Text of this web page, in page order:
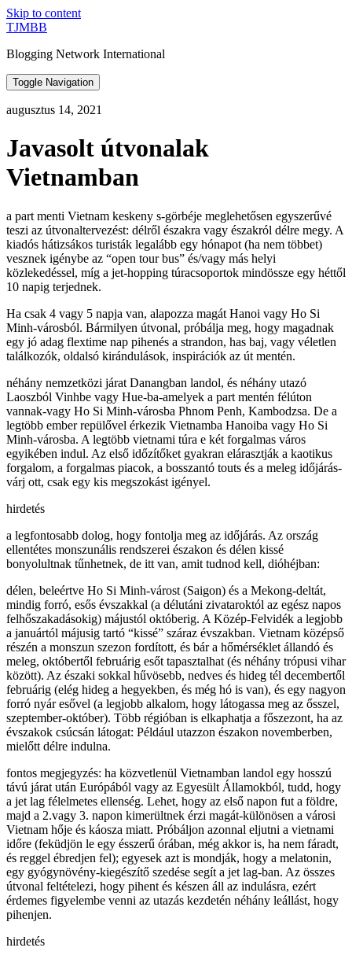
Skip to content
TJMBB
Blogging Network International
Toggle Navigation
augusztus 14, 2021
Javasolt útvonalak
Vietnamban
a part menti Vietnam keskeny s-görbéje meglehetősen egyszerűvé
teszi az útvonaltervezést: délről északra vagy északról délre megy. A
kiadós hátizsákos turisták legalább egy hónapot (ha nem többet)
vesznek igénybe az “open tour bus” és/vagy más helyi
közlekedéssel, míg a jet-hopping túracsoportok mindössze egy héttől
10 napig terjednek.
Ha csak 4 vagy 5 napja van, alapozza magát Hanoi vagy Ho Si
Minh-városból. Bármilyen útvonal, próbálja meg, hogy magadnak
egy jó adag flextime nap pihenés a strandon, has baj, vagy véletlen
találkozók, oldalsó kirándulások, inspirációk az út mentén.
néhány nemzetközi járat Danangban landol, és néhány utazó
Laoszból Vinhbe vagy Hue-ba-amelyek a part mentén félúton
vannak-vagy Ho Si Minh-városba Phnom Penh, Kambodzsa. De a
legtöbb ember repülővel érkezik Vietnamba Hanoiba vagy Ho Si
Minh-városba. A legtöbb vietnami túra e két forgalmas város
egyikében indul. Az első időzítőket gyakran elárasztják a kaotikus
forgalom, a forgalmas piacok, a bosszantó touts és a meleg időjárás-
várj ott, csak egy kis megszokást igényel.
hirdetés
a legfontosabb dolog, hogy fontolja meg az időjárás. Az ország
ellentétes monszunális rendszerei északon és délen kissé
bonyolultnak tűnhetnek, de itt van, amit tudnod kell, dióhéjban:
délen, beleértve Ho Si Minh-várost (Saigon) és a Mekong-deltát,
mindig forró, esős évszakkal (a délutáni zivataroktól az egész napos
felhőszakadásokig) májustól októberig. A Közép-Felvidék a legjobb
a januártól májusig tartó “kissé” száraz évszakban. Vietnam középső
részén a monszun szezon fordított, és bár a hőmérséklet állandó és
meleg, októbertől februárig esőt tapasztalhat (és néhány trópusi vihar
között). Az északi sokkal hűvösebb, nedves és hideg tél decembertől
februárig (elég hideg a hegyekben, és még hó is van), és egy nagyon
forró nyár esővel (a legjobb alkalom, hogy látogassa meg az ősszel,
szeptember-október). Több régióban is elkaphatja a főszezont, ha az
évszakok csúcsán látogat: Például utazzon északon novemberben,
mielőtt délre indulna.
fontos megjegyzés: ha közvetlenül Vietnamban landol egy hosszú
távú járat után Európából vagy az Egyesült Államokból, tudd, hogy
a jet lag félelmetes ellenség. Lehet, hogy az első napon fut a földre,
majd a 2.vagy 3. napon kimerültnek érzi magát-különösen a városi
Vietnam hője és káosza miatt. Próbáljon azonnal eljutni a vietnami
időre (feküdjön le egy ésszerű órában, még akkor is, ha nem fáradt,
és reggel ébredjen fel); egyesek azt is mondják, hogy a melatonin,
egy gyógynövény-kiegészítő szedése segít a jet lag-ban. Az összes
útvonal feltételezi, hogy pihent és készen áll az indulásra, ezért
érdemes figyelembe venni az utazás kezdetén néhány leállást, hogy
pihenjen.
hirdetés